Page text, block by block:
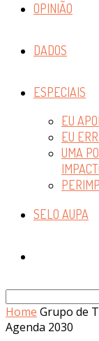
OPINIÃO
DADOS
ESPECIAIS
EU
EU
UMA
SELO AUPA
Home Grupo de
Agenda 2030